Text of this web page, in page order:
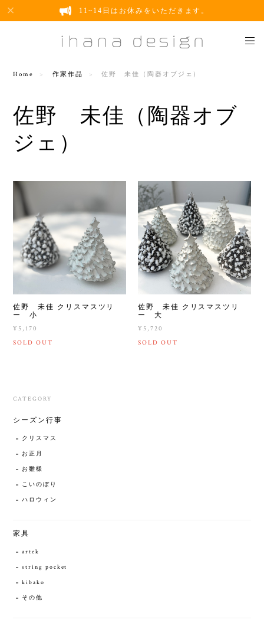
11~14日はお休みをいただきます。
Home 作家作品 佐野 未佳（陶器オブジェ）
佐野 未佳（陶器オブ
ジェ）
佐野 未佳 クリスマスツリ
ー 小
¥5,170
SOLD OUT
佐野 未佳 クリスマスツリ
ー 大
¥5,720
SOLD OUT
CATEGORY
シーズン行事
クリスマス
お正月
お雛様
こいのぼり
ハロウィン
家具
artek
string pocket
kibako
その他